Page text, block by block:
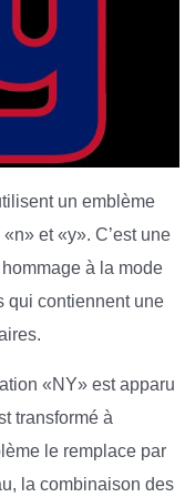
un emblème
et «y». C’est une
à la mode
qui contiennent une
«NY» est apparu
transformé à
le remplace par
la combinaison des